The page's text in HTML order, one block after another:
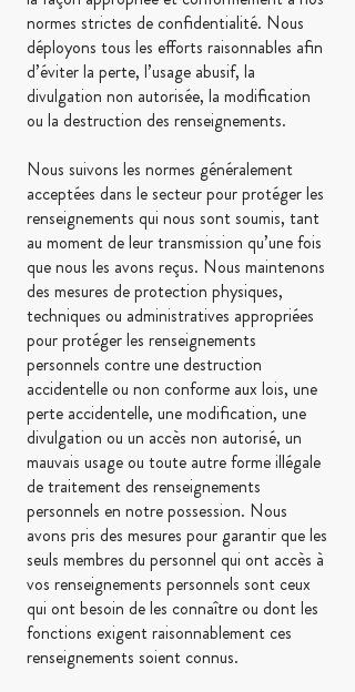
normes strictes de confidentialité. Nous
déployons tous les efforts raisonnables afin
d’éviter la perte, l’usage abusif, la
divulgation non autorisée, la modification
ou la destruction des renseignements.
Nous suivons les normes généralement
acceptées dans le secteur pour protéger les
renseignements qui nous sont soumis, tant
au moment de leur transmission qu’une fois
que nous les avons reçus. Nous maintenons
des mesures de protection physiques,
techniques ou administratives appropriées
pour protéger les renseignements
personnels contre une destruction
accidentelle ou non conforme aux lois, une
perte accidentelle, une modification, une
divulgation ou un accès non autorisé, un
mauvais usage ou toute autre forme illégale
de traitement des renseignements
personnels en notre possession. Nous
avons pris des mesures pour garantir que les
seuls membres du personnel qui ont accès à
vos renseignements personnels sont ceux
qui ont besoin de les connaître ou dont les
fonctions exigent raisonnablement ces
renseignements soient connus.